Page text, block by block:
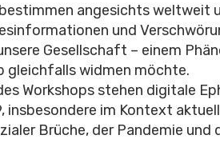
bestimmen angesichts weltweit
und
Gesellschaft – einem
gleichfalls widmen möchte.
Workshops stehen digitale
insbesondere im Kontext
Brüche, der Pandemie und